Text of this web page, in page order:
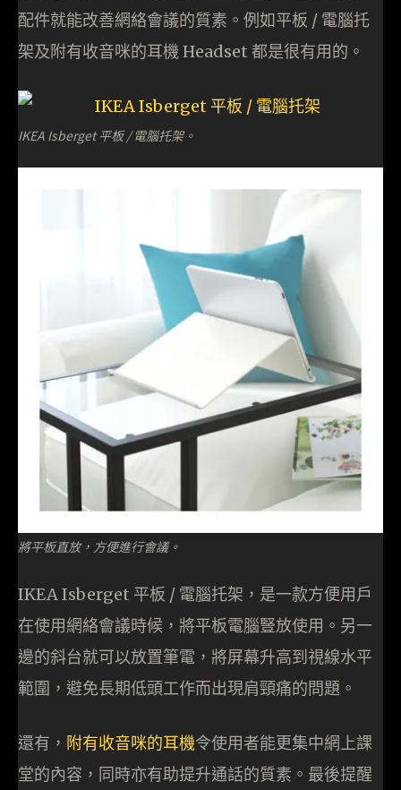
配件就能改善網絡會議的質素。例如平板 / 電腦托
架及附有收音咪的耳機 Headset 都是很有用的。
IKEA Isberget 平板 / 電腦托架。
將平板直放，方便進行會議。
IKEA Isberget 平板 / 電腦托架，是一款方便用戶
在使用網絡會議時候，將平板電腦豎放使用。另一
邊的斜台就可以放置筆電，將屏幕升高到視線水平
範圍，避免長期低頭工作而出現肩頸痛的問題。
還有， 附有收音咪的耳機令使用者能更集中網上課
堂的內容，同時亦有助提升通話的質素。最後提醒